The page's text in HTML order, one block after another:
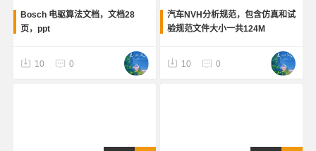
Bosch 电驱算法文档，文档28
页，ppt
10 0
汽车NVH分析规范，包含仿真和试
验规范文件大小一共124M
10 0